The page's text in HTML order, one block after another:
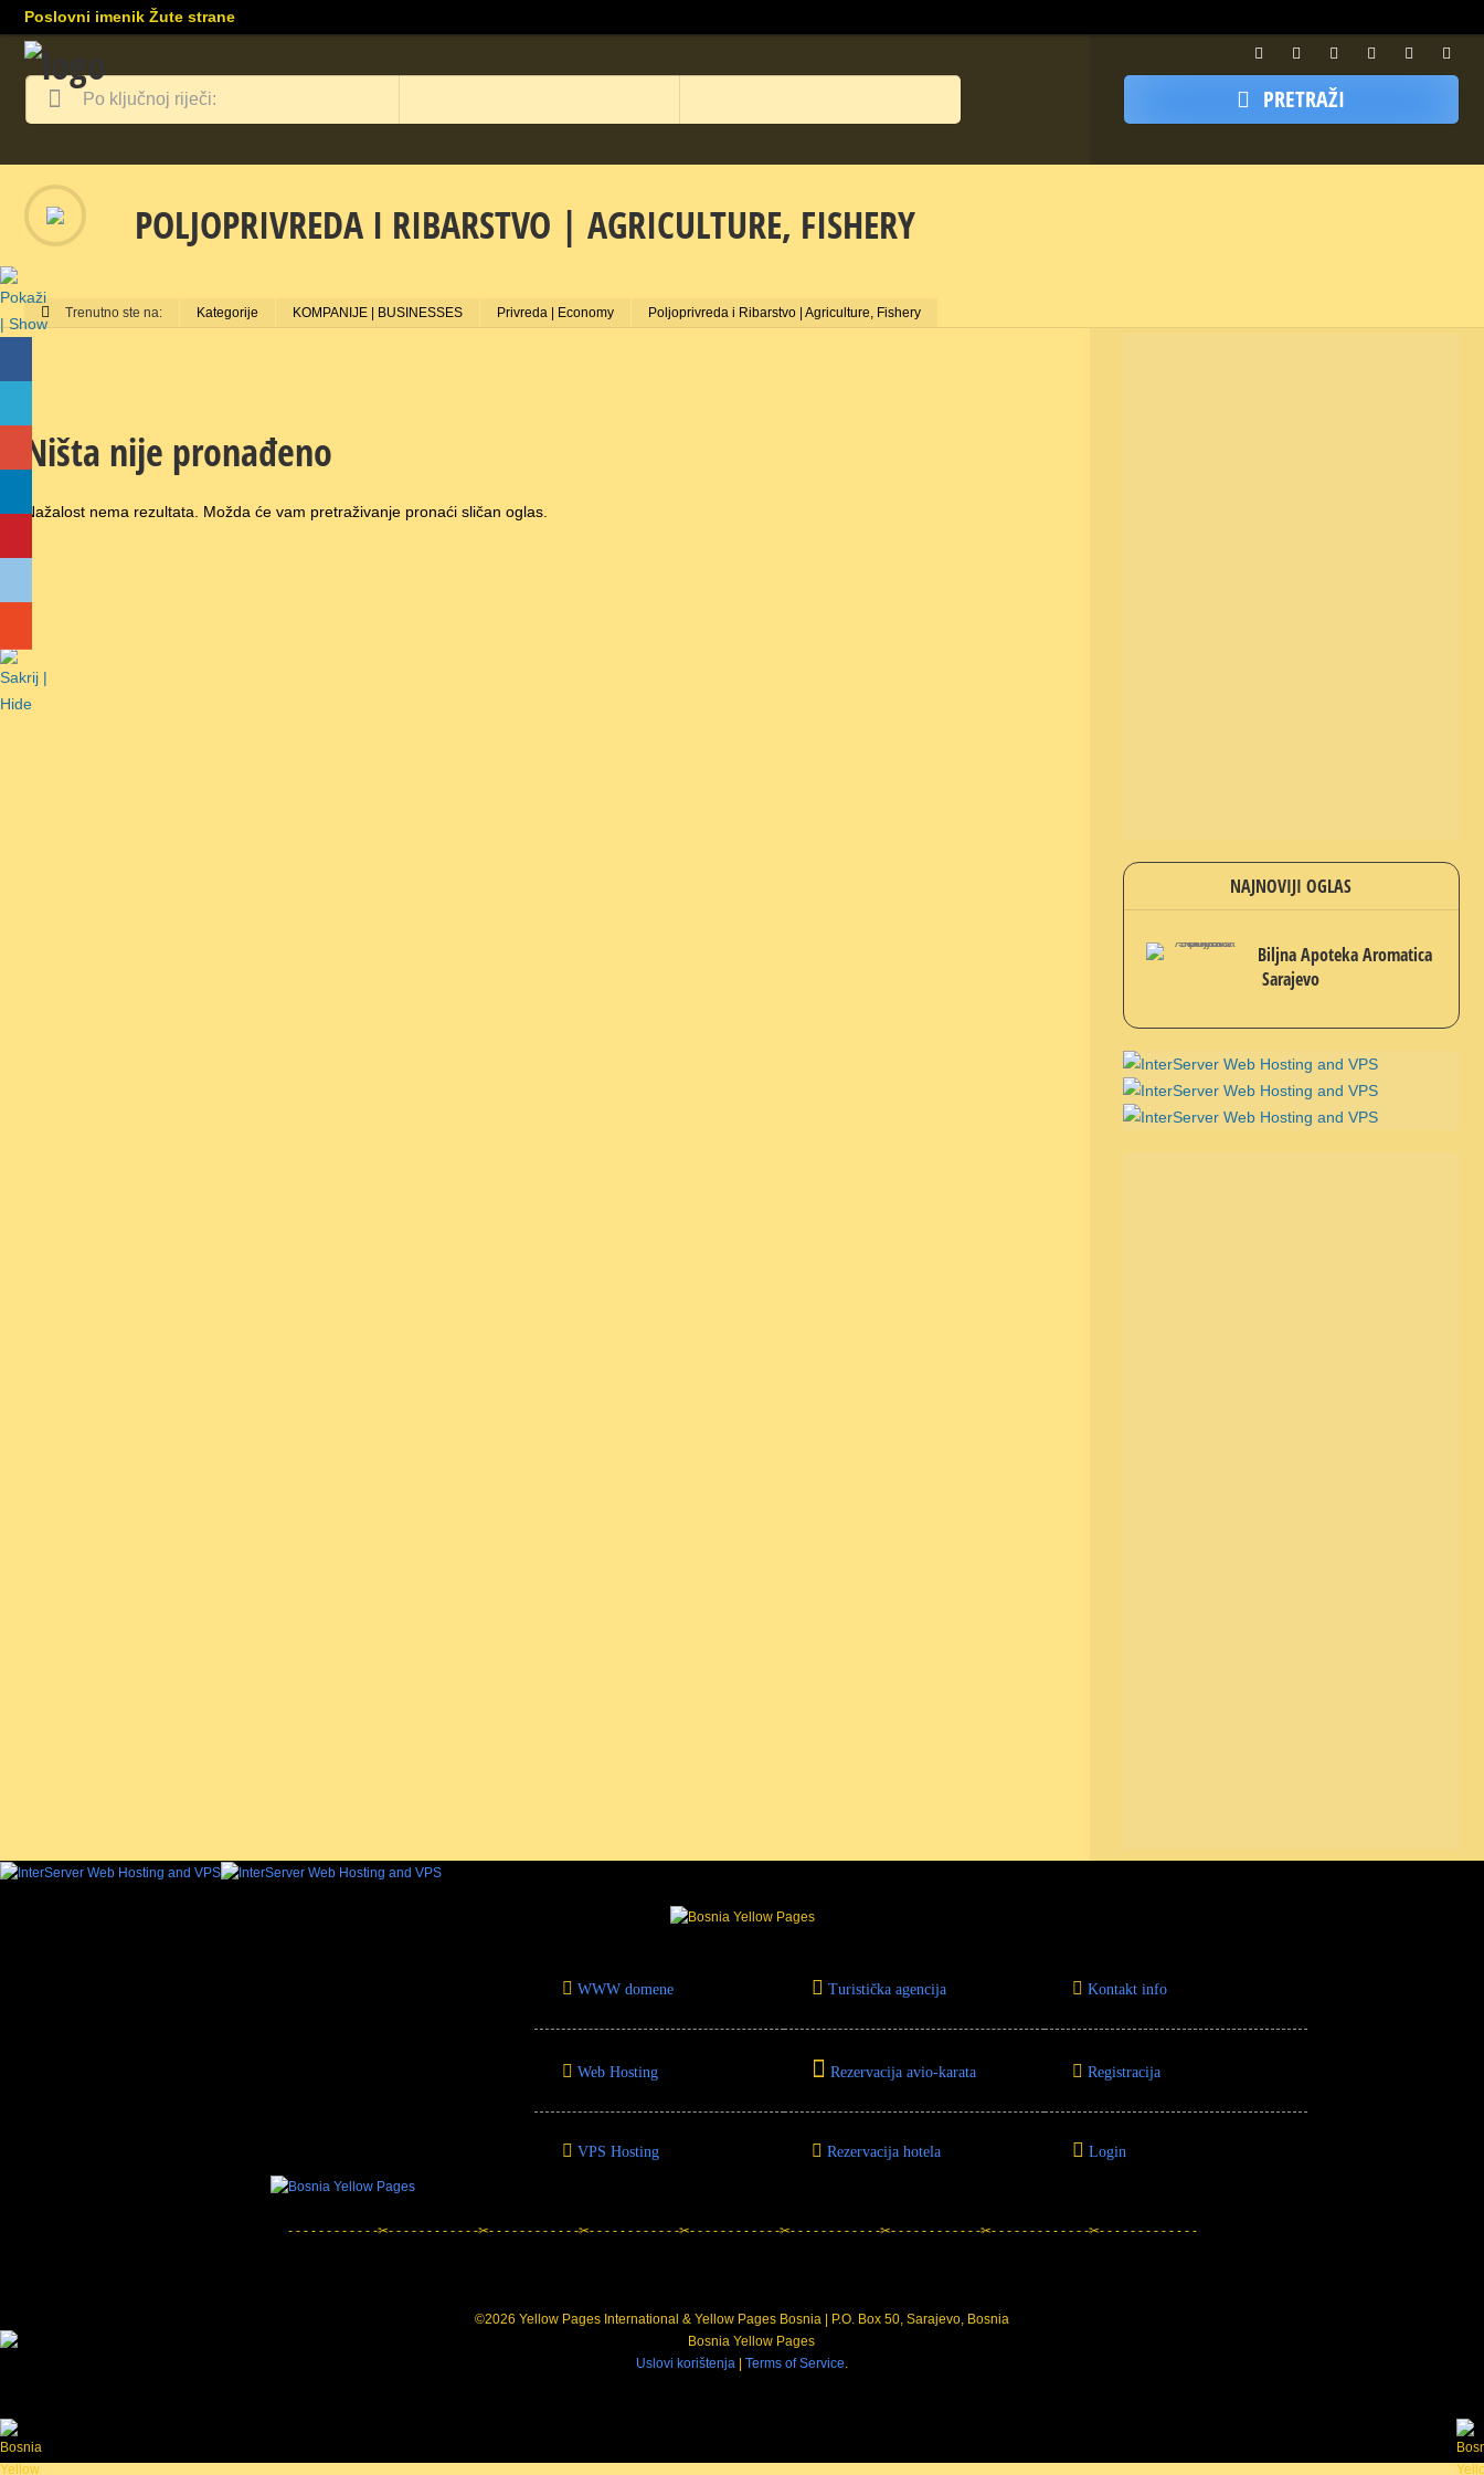
Poslovni imenik Žute strane
PRETRAŽI
POLJOPRIVREDA I RIBARSTVO | AGRICULTURE, FISHERY
Trenutno ste na: Kategorije KOMPANIJE | BUSINESSES Privreda | Economy Poljoprivreda i Ribarstvo | Agriculture, Fishery
Ništa nije pronađeno
Nažalost nema rezultata. Možda će vam pretraživanje pronaći sličan oglas.
NAJNOVIJI OGLAS
Biljna Apoteka Aromatica
Sarajevo
WWW domene Turistička agencija Kontakt info
Web Hosting Rezervacija avio-karata Registracija
VPS Hosting Rezervacija hotela Login
- - - - - - - - - - - -✂- - - - - - - - - - - -✂- - - - - - - - - - - -✂- - - - - - - - - - - -✂- - - - - - - - - - - -✂- - - - - - - - - - - -✂- - - - - - - - - - - -✂- - - - - - - - - - - - -✂- - - - - - - - - - - - -
©2026 Yellow Pages International & Yellow Pages Bosnia | P.O. Box 50, Sarajevo, Bosnia
Uslovi korištenja Terms of Service.